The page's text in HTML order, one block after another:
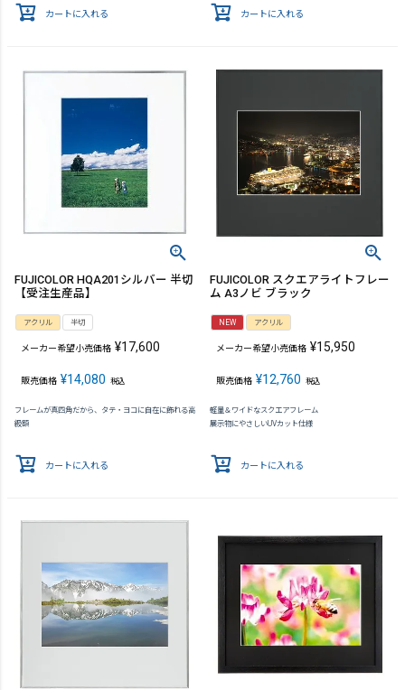
カートに入れる カートに入れる
FUJICOLOR HQA201シルバー 半切
【受注生産品】
アクリル 半切
メーカー希望小売価格 ¥17,600
販売価格 ¥14,080 税込
フレームが真四角だから、タテ・ヨコに自在に飾れる高
級額
カートに入れる
FUJICOLOR スクエアライトフレー
ム A3ノビ ブラック
NEW アクリル
メーカー希望小売価格 ¥15,950
販売価格 ¥12,760 税込
軽量＆ワイドなスクエアフレーム
展示物にやさしいUVカット仕様
カートに入れる